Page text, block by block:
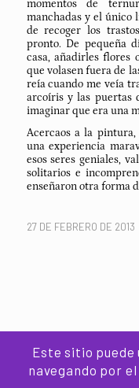
momentos de
manchadas y el único
de recoger los
pronto. De pequeña
casa, añadirles flores
que volasen fuera de
reía cuando me veía
arcoíris y las puertas
imaginar que era una
Acercaos a la
una experiencia
esos seres geniales,
solitarios e
enseñaron otra forma
27 DE FEBRERO DE 2013
Copyright 2013-2025
Este sitio
navegando por